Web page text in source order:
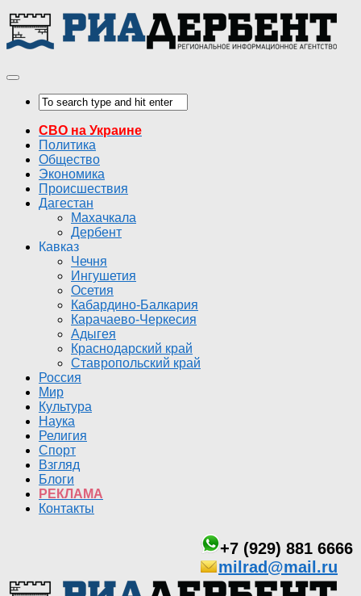
СВО на Украине
Политика
Общество
Экономика
Происшествия
Дагестан
Махачкала
Дербент
Кавказ
Чечня
Ингушетия
Осетия
Кабардино-Балкария
Карачаево-Черкесия
Адыгея
Краснодарский край
Ставропольский край
Россия
Мир
Культура
Наука
Религия
Спорт
Взгляд
Блоги
РЕКЛАМА
Контакты
+7 (929) 881 6666
milrad@mail.ru